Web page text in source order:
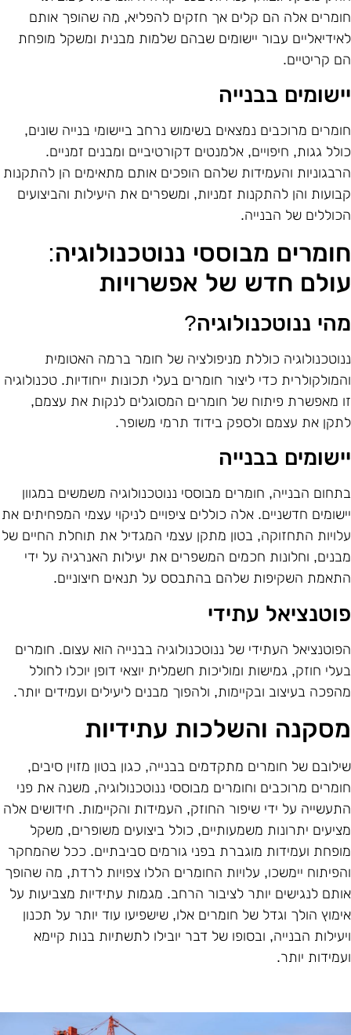
אלה הם קלים אך חזקים להפליא, מה שהופך אותם
עבור יישומים שבהם שלמות מבנית ומשקל מופחת
קריטיים.
בבנייה
מרוכבים נמצאים בשימוש נרחב ביישומי בנייה שונים,
גגות, חיפויים, אלמנטים דקורטיביים ומבנים זמניים.
והעמידות שלהם הופכים אותם מתאימים הן להתקנות
והן להתקנות זמניות, ומשפרים את היעילות והביצועים
של הבנייה.
מבוססי ננוטכנולוגיה:
חדש של אפשרויות
ננוטכנולוגיה?
כוללת מניפולציה של חומר ברמה האטומית
כדי ליצור חומרים בעלי תכונות ייחודיות. טכנולוגיה
מאפשרת פיתוח של חומרים המסוגלים לנקות את עצמם,
את עצמם ולספק בידוד תרמי משופר.
בבנייה
הבנייה, חומרים מבוססי ננוטכנולוגיה משמשים במגוון
חדשניים. אלה כוללים ציפויים לניקוי עצמי המפחיתים את
התחזוקה, בטון מתקן עצמי המגדיל את תוחלת החיים של
וחלונות חכמים המשפרים את יעילות האנרגיה על ידי
השקיפות שלהם בהתבסס על תנאים חיצוניים.
עתידי
העתידי של ננוטכנולוגיה בבנייה הוא עצום. חומרים
חוזק, גמישות ומוליכות חשמלית יוצאי דופן יוכלו לחולל
בעיצוב ובקיימות, ולהפוך מבנים ליעילים ועמידים יותר.
והשלכות עתידיות
של חומרים מתקדמים בבנייה, כגון בטון מזוין סיבים,
מרוכבים וחומרים מבוססי ננוטכנולוגיה, משנה את פני
על ידי שיפור החוזק, העמידות והקיימות. חידושים אלה
יתרונות משמעותיים, כולל ביצועים משופרים, משקל
ועמידות מוגברת בפני גורמים סביבתיים. ככל שהמחקר
יימשכו, עלויות החומרים הללו צפויות לרדת, מה שהופך
לנגישים יותר לציבור הרחב. מגמות עתידיות מצביעות על
הולך וגדל של חומרים אלו, שישפיעו עוד יותר על תכנון
הבנייה, ובסופו של דבר יובילו לתשתיות בנות קיימא
יותר.